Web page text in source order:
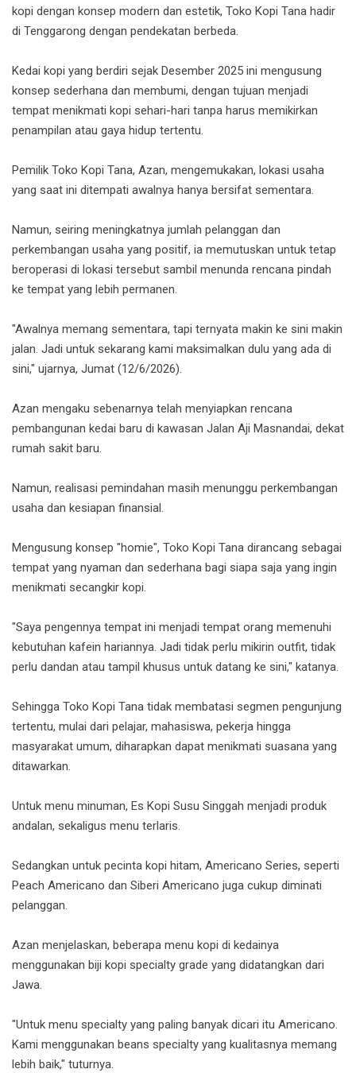
kopi dengan konsep modern dan estetik, Toko Kopi Tana hadir
di Tenggarong dengan pendekatan berbeda.
Kedai kopi yang berdiri sejak Desember 2025 ini mengusung
konsep sederhana dan membumi, dengan tujuan menjadi
tempat menikmati kopi sehari-hari tanpa harus memikirkan
penampilan atau gaya hidup tertentu.
Pemilik Toko Kopi Tana, Azan, mengemukakan, lokasi usaha
yang saat ini ditempati awalnya hanya bersifat sementara.
Namun, seiring meningkatnya jumlah pelanggan dan
perkembangan usaha yang positif, ia memutuskan untuk tetap
beroperasi di lokasi tersebut sambil menunda rencana pindah
ke tempat yang lebih permanen.
"Awalnya memang sementara, tapi ternyata makin ke sini makin
jalan. Jadi untuk sekarang kami maksimalkan dulu yang ada di
sini," ujarnya, Jumat (12/6/2026).
Azan mengaku sebenarnya telah menyiapkan rencana
pembangunan kedai baru di kawasan Jalan Aji Masnandai, dekat
rumah sakit baru.
Namun, realisasi pemindahan masih menunggu perkembangan
usaha dan kesiapan finansial.
Mengusung konsep "homie", Toko Kopi Tana dirancang sebagai
tempat yang nyaman dan sederhana bagi siapa saja yang ingin
menikmati secangkir kopi.
"Saya pengennya tempat ini menjadi tempat orang memenuhi
kebutuhan kafein hariannya. Jadi tidak perlu mikirin outfit, tidak
perlu dandan atau tampil khusus untuk datang ke sini," katanya.
Sehingga Toko Kopi Tana tidak membatasi segmen pengunjung
tertentu, mulai dari pelajar, mahasiswa, pekerja hingga
masyarakat umum, diharapkan dapat menikmati suasana yang
ditawarkan.
Untuk menu minuman, Es Kopi Susu Singgah menjadi produk
andalan, sekaligus menu terlaris.
Sedangkan untuk pecinta kopi hitam, Americano Series, seperti
Peach Americano dan Siberi Americano juga cukup diminati
pelanggan.
Azan menjelaskan, beberapa menu kopi di kedainya
menggunakan biji kopi specialty grade yang didatangkan dari
Jawa.
"Untuk menu specialty yang paling banyak dicari itu Americano.
Kami menggunakan beans specialty yang kualitasnya memang
lebih baik," tuturnya.